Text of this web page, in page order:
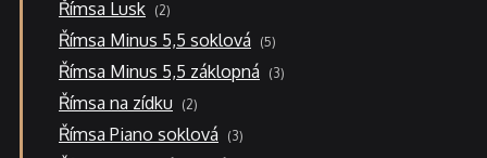
Římsa Lusk 2
produkty
Římsa Minus 5,5 soklová 55
produktů
Římsa Minus 5,5 záklopná 33
produkty
Římsa na zídku 22
produkty
Římsa Piano soklová 33
produkty